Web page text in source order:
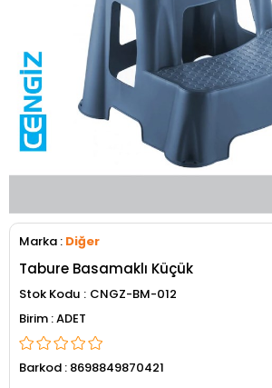
Marka : Diğer
Tabure Basamaklı Küçük
Stok Kodu
CNGZ-BM-012
ADET
Barkod : 8698849870421